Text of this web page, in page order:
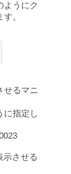
ようにク
。
せるマニ
に指定し
示させる